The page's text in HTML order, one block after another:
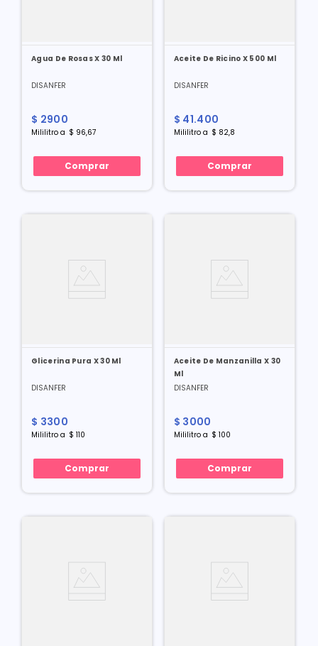
Agua De Rosas X 30 Ml
DISANFER
$ 2900
Mililitro a $ 96,67
Comprar
Aceite De Ricino X 500 Ml
DISANFER
$ 41.400
Mililitroa $ 82,8
Comprar
Glicerina Pura X 30 Ml
DISANFER
$ 3300
Mililitro a $ 110
Comprar
Aceite De Manzanilla X 30
Ml
DISANFER
$ 3000
Mililitroa $ 100
Comprar